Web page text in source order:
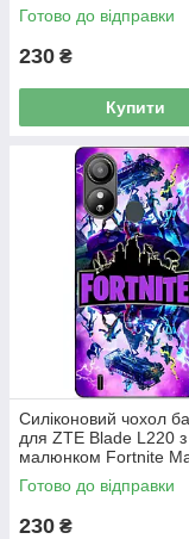
Готово до відправки
230 ₴
Купити
Силіконовий чохол
для ZTE Blade L220 з
малюнком Fortnite
Фортнайт Марвел
Готово до відправки
230 ₴